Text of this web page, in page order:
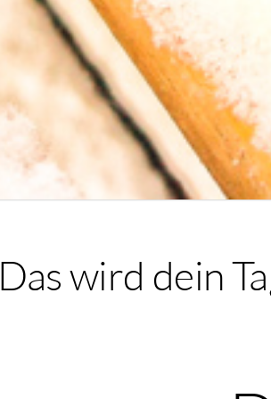
Das wird dein